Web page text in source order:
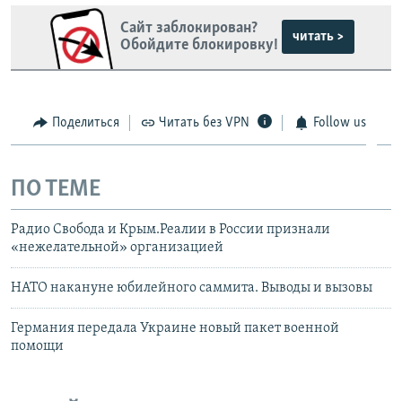
Сайт заблокирован?
Обойдите блокировку!
читать >
Поделиться Читать без VPN Follow us
ПО ТЕМЕ
Радио Свобода и Крым.Реалии в России признали
«нежелательной» организацией
НАТО накануне юбилейного саммита. Выводы и вызовы
Германия передала Украине новый пакет военной
помощи